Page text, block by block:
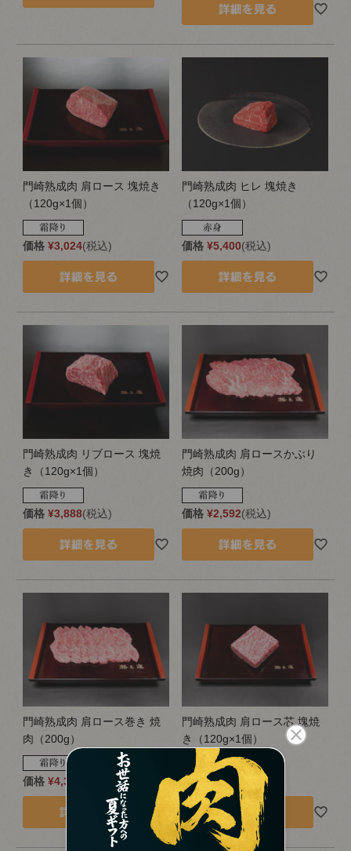
門崎熟成肉 肩ロース 塊焼き
（120g×1個）
価格 ¥3,024 税込
門崎熟成肉 ヒレ 塊焼き
（120g×1個）
価格 ¥5,400 税込
門崎熟成肉 リブロース 塊焼
き（120g×1個）
価格 ¥3,888 税込
門崎熟成肉 肩ロースかぶり
焼肉（200g）
価格 ¥2,592 税込
門崎熟成肉 肩ロース巻き 焼
肉（200g）
価格 ¥4,320
門崎熟成肉 肩ロース芯 塊焼
き（120g×1個）
価格 ¥4,104 税込